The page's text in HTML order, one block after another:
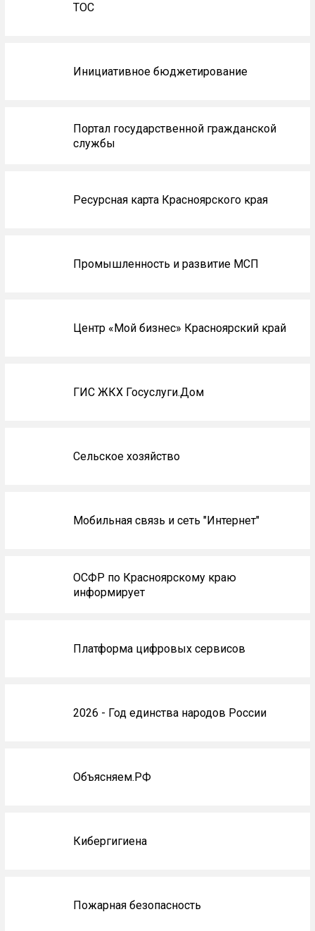
ТОС
Инициативное бюджетирование
Портал государственной гражданской
службы
Ресурсная карта Красноярского края
Промышленность и развитие МСП
Центр «Мой бизнес» Красноярский край
ГИС ЖКХ Госуслуги.Дом
Сельское хозяйство
Мобильная связь и сеть "Интернет"
ОСФР по Красноярскому краю
информирует
Платформа цифровых сервисов
2026 - Год единства народов России
Объясняем.РФ
Кибергигиена
Пожарная безопасность